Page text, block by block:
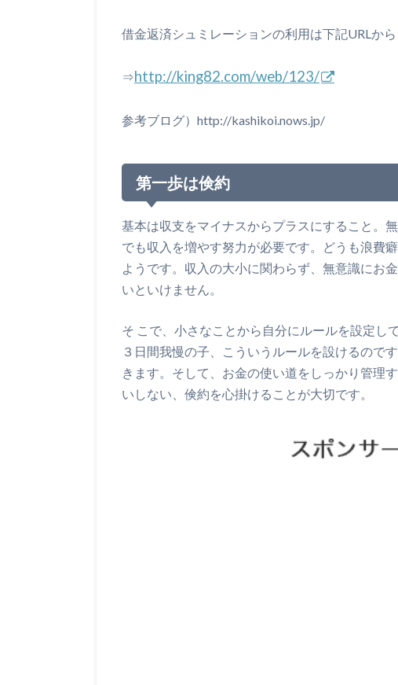
借金返済シュミレーションの利用は下記URLか
⇒http://king82.com/web/123/
参考ブログ）http://kashikoi.nows.jp/
第一歩は倹約
基本は収支をマイナスからプラスにすること。
でも収入を増やす努力が必要です。どうも浪費
ようです。収入の大小に関わらず、無意識にお
いといけません。
そ こで、小さなことから自分にルールを設定し
３日間我慢の子、こういうルールを設けるので
きます。そして、お金の使い道をしっかり管理
いしない、倹約を心掛けることが大切です。